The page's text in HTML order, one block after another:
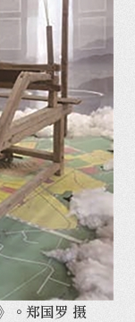
。郑国罗 摄